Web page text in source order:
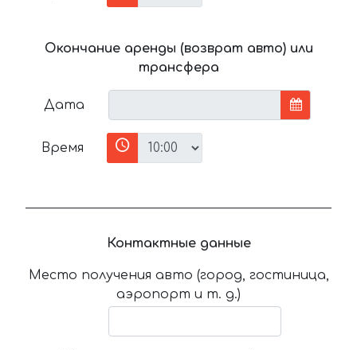
Окончание аренды (возврат авто) или
трансфера
Дата
Время
Контактные данные
Место получения авто (город, гостиница,
аэропорт и т. д.)